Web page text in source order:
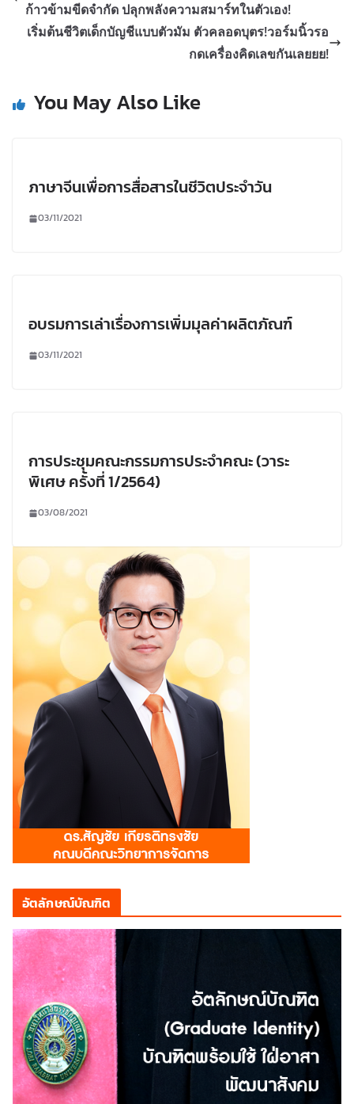
ก้าวข้ามขีดจำกัด ปลุกพลังความสมาร์ทในตัวเอง!
เริ่มต้นชีวิตเด็กบัญชีแบบตัวมัม ตัวคลอดบุตร!วอร์มนิ้วรอ
กดเครื่องคิดเลขกันเลยยย!
You May Also Like
ภาษาจีนเพื่อการสื่อสารในชีวิตประจำวัน
03/11/2021
อบรมการเล่าเรื่องการเพิ่มมุลค่าผลิตภัณฑ์
03/11/2021
การประชุมคณะกรรมการประจำคณะ (วาระ
พิเศษ ครั้งที่ 1/2564)
03/08/2021
อัตลักษณ์บัณฑิต